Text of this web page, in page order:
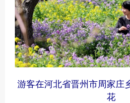
游客在河北省晋州市周家庄
花